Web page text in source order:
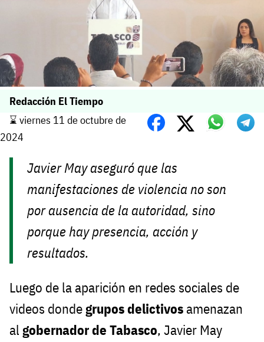
Redacción El Tiempo
⌛️ viernes 11 de octubre de
2024
Javier May aseguró que las
manifestaciones de violencia no son
por ausencia de la autoridad, sino
porque hay presencia, acción y
resultados.
Luego de la aparición en redes sociales de
videos dondegrupos delictivos amenazan
al gobernador de Tabasco, Javier May